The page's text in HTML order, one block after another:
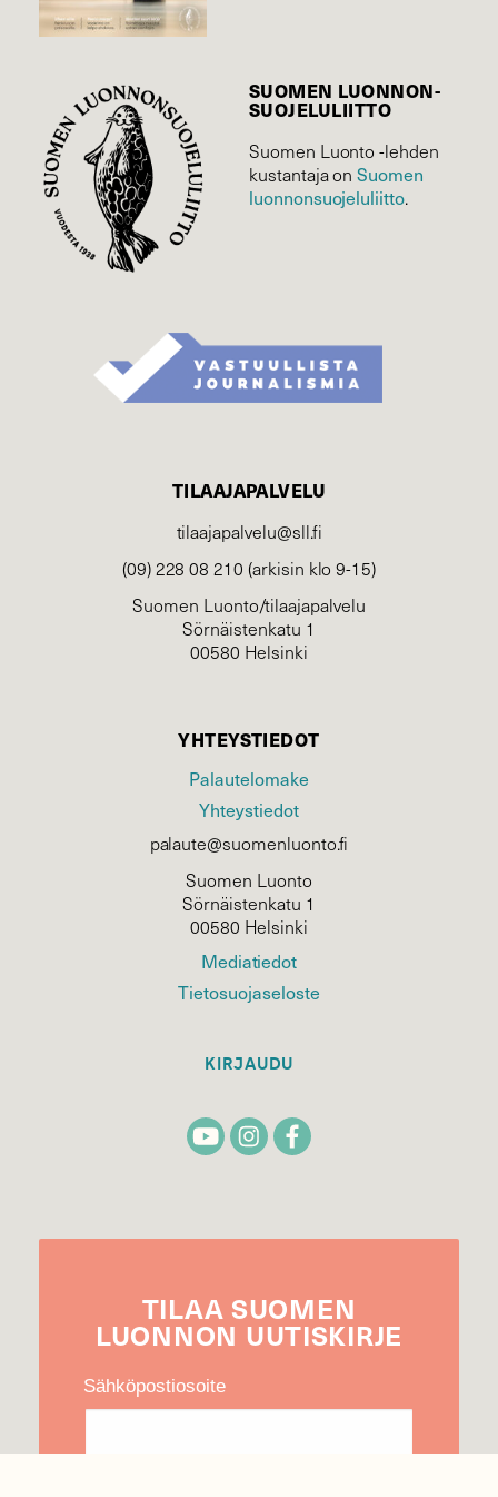
SUOMEN LUONNON­
SUOJELU­LIITTO
Suomen Luonto -lehden
kustantaja onSuomen
luonnonsuojelu­liitto.
TILAAJAPALVELU
tilaajapalvelu@sll.fi
(09) 228 08 210 (arkisin klo 9-15)
Suomen Luonto/tilaajapalvelu
Sörnäistenkatu 1
00580 Helsinki
YHTEYSTIEDOT
Palautelomake
Yhteystiedot
palaute@suomenluonto.fi
Suomen Luonto
Sörnäistenkatu 1
00580 Helsinki
Mediatiedot
Tietosuojaseloste
KIRJAUDU
TILAA SUOMEN
LUONNON UUTIS­KIRJE
Sähköpostiosoite